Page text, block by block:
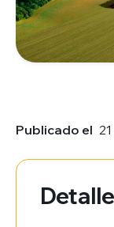
Publicado el